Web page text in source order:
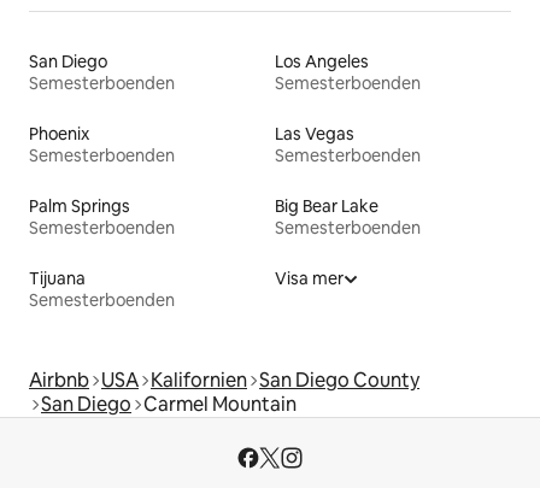
San Diego
Semesterboenden
Los Angeles
Semesterboenden
Phoenix
Semesterboenden
Las Vegas
Semesterboenden
Palm Springs
Semesterboenden
Big Bear Lake
Semesterboenden
Tijuana
Semesterboenden
Visa mer
Airbnb USA Kalifornien San Diego County
San Diego Carmel Mountain